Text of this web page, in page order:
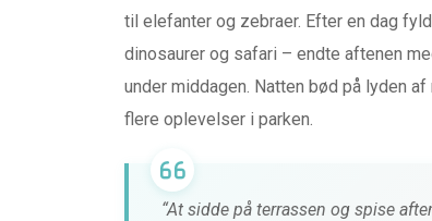
til elefanter og zebraer. Efter en dag
dinosaurer og safari – endte aftenen
under middagen. Natten bød på lyden
flere oplevelser i parken.
“At sidde på terrassen og spise
TEST af
LOUNGE fra